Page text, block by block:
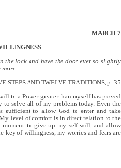
MARCH 7
the lock and have the door ever so slightly
STEPS AND TWELVE TRADITIONS, p. 35
to a Power greater than myself has proved
to solve all of my problems today. Even the
sufficient to allow God to enter and take
level of comfort is in direct relation to the
moment to give up my self-will, and allow
key of willingness, my worries and fears are